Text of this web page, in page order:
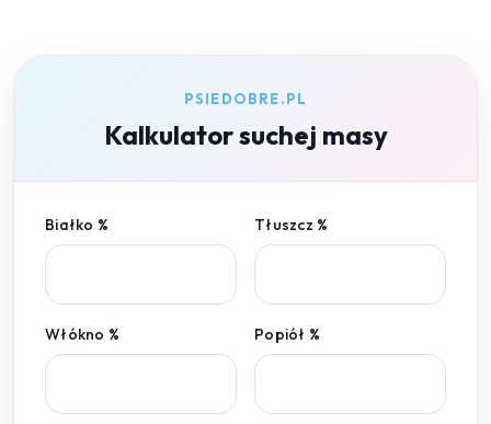
PSIEDOBRE.PL
Kalkulator suchej masy
Białko % Tłuszcz %
Włókno % Popiół %